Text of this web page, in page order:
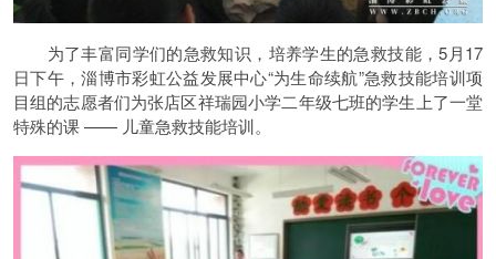
为了丰富同学们的急救知识，培养学生的急救技能，5月17
日下午，淄博市彩虹公益发展中心“为生命续航”急救技能培训项
目组的志愿者们为张店区祥瑞园小学二年级七班的学生上了一堂
特殊的课 —— 儿童急救技能培训。